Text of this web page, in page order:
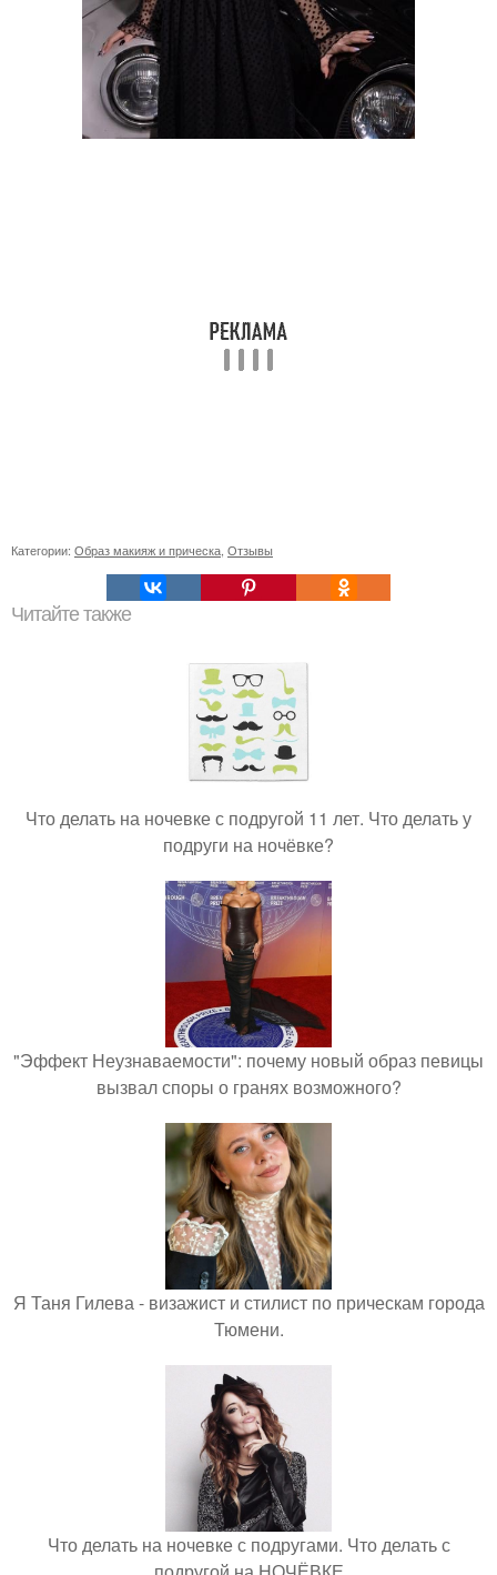
Категории: Образ макияж и прическа Отзывы
Читайте также
Что делать на ночевке с подругой 11 лет. Что делать у
подруги на ночёвке?
"Эффект Неузнаваемости": почему новый образ певицы
вызвал споры о гранях возможного?
Я Таня Гилева - визажист и стилист по прическам города
Тюмени.
Что делать на ночевке с подругами. Что делать с